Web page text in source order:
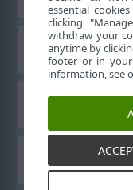
essential
clicking
withdraw your
anytime by
footer or in your
information, see